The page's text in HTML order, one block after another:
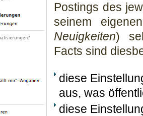
Postings des
seinem
Neuigkeiten)
Facts sind
diese
aus, was
diese